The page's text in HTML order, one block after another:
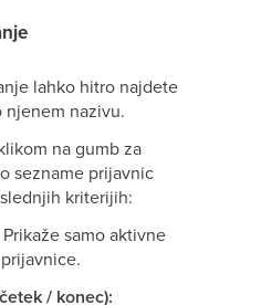
lahko hitro najdete
nazivu.
na gumb za
sezname prijavnic
kriterijih:
Prikaže samo aktivne
/ konec):